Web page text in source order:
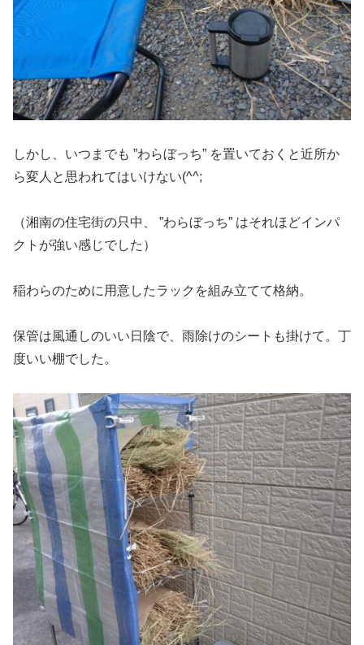
しかし、いつまでも ”わらぼっち” を置いておくと近所か
ら変人と思われてはいけない(^^;
（湘南の住宅街の只中、 ”わらぼっち” はそれほどインパ
クトが強い感じでした）
稲わらのために用意したラックを組み立てて格納。
保管は風通しのいい日陰で、雨除けのシートも掛けて。丁
度いい棚でした。